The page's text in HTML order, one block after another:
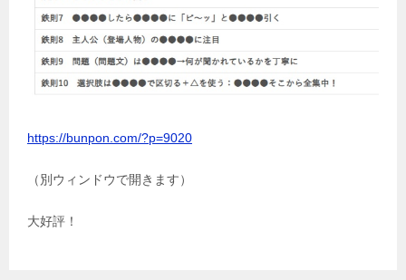
https://bunpon.com/?p=9020
（別ウィンドウで開きます）
大好評！